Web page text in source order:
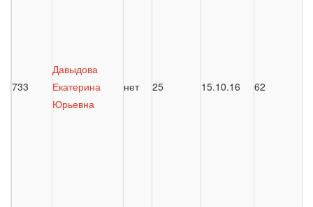
733
Давыдова
Екатерина
Юрьевна
нет 25 15.10.16 62